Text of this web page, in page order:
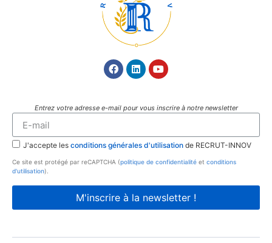
Entrez votre adresse e-mail pour vous inscrire à notre newsletter
J'accepte les conditions générales d'utilisation de RECRUT-INNOV
Ce site est protégé par reCAPTCHA (politique de confidentialité et conditions
d'utilisation).
M'inscrire à la newsletter !